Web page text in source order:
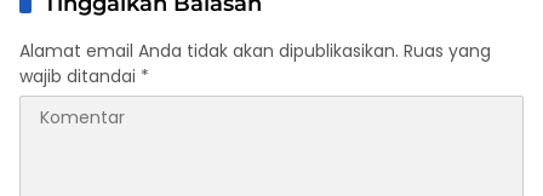
Alamat email Anda tidak akan dipublikasikan. Ruas yang
wajib ditandai *